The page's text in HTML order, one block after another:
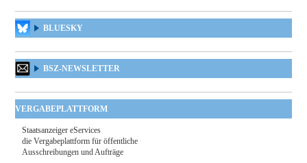
BLUESKY
BSZ-NEWSLETTER
VERGABEPLATTFORM
Staatsanzeiger eServices
die Vergabeplattform für öffentliche
Ausschreibungen und Aufträge